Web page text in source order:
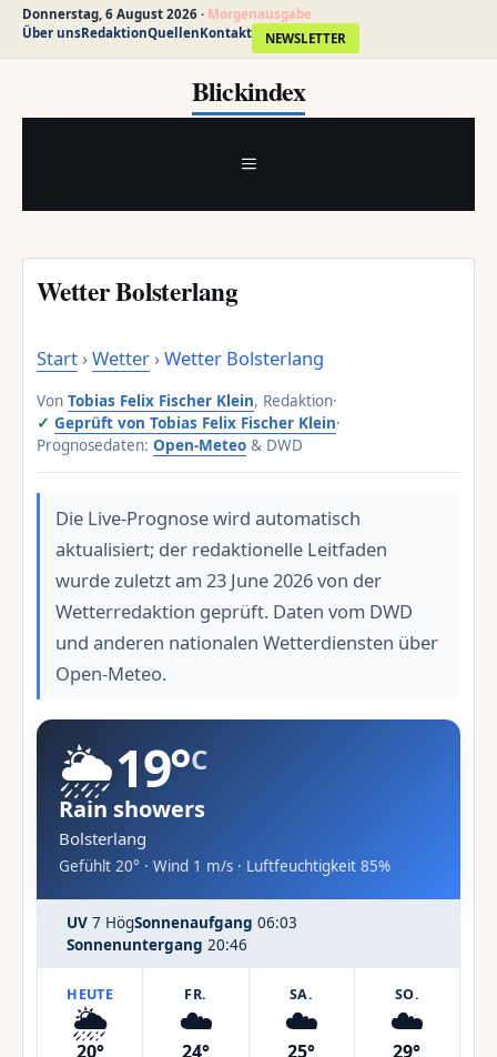
Donnerstag, 6 August 2026 · Morgenausgabe
Über unsRedaktionQuellenKontakt NEWSLETTER
springen
Blickindex
MENÜ
Wetter Bolsterlang
Start ›Wetter ›Wetter Bolsterlang
Von Tobias Felix Fischer Klein, Redaktion·
Geprüft von Tobias Felix Fischer Klein·
Prognosedaten: Open-Meteo & DWD
Die Live-Prognose wird automatisch
aktualisiert; der redaktionelle Leitfaden
wurde zuletzt am 23 June 2026 von der
Wetterredaktion geprüft. Daten vom DWD
und anderen nationalen Wetterdiensten über
Open-Meteo.
🌦️19°C
Rain showers
Bolsterlang
Gefühlt 20° · Wind 1 m/s · Luftfeuchtigkeit 85%
UV 7 HögSonnenaufgang 06:03
Sonnenuntergang 20:46
HEUTE
🌦️
20°
FR.
☁️
24°
SA.
☁️
25°
SO.
☁️
29°